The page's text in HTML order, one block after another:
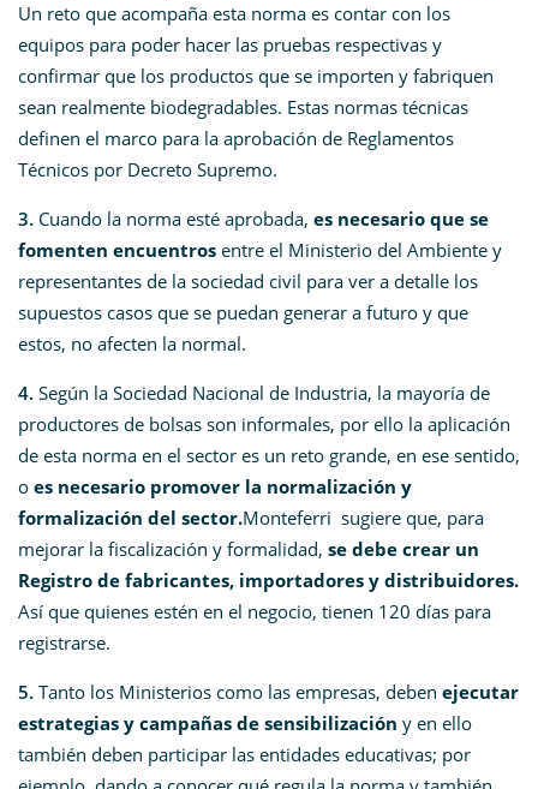
Un reto que acompaña esta norma es contar con los
equipos para poder hacer las pruebas respectivas y
confirmar que los productos que se importen y fabriquen
sean realmente biodegradables. Estas normas técnicas
definen el marco para la aprobación de Reglamentos
Técnicos por Decreto Supremo.
3. Cuando la norma esté aprobada, es necesario que se
fomenten encuentros entre el Ministerio del Ambiente y
representantes de la sociedad civil para ver a detalle los
supuestos casos que se puedan generar a futuro y que
estos, no afecten la normal.
4. Según la Sociedad Nacional de Industria, la mayoría de
productores de bolsas son informales, por ello la aplicación
de esta norma en el sector es un reto grande, en ese sentido,
o es necesario promover la normalización y
formalización del sector.Monteferri sugiere que, para
mejorar la fiscalización y formalidad, se debe crear un
Registro de fabricantes, importadores y distribuidores.
Así que quienes estén en el negocio, tienen 120 días para
registrarse.
5. Tanto los Ministerios como las empresas, deben ejecutar
estrategias y campañas de sensibilización y en ello
también deben participar las entidades educativas; por